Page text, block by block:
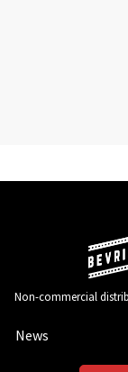
Non-commercial
News